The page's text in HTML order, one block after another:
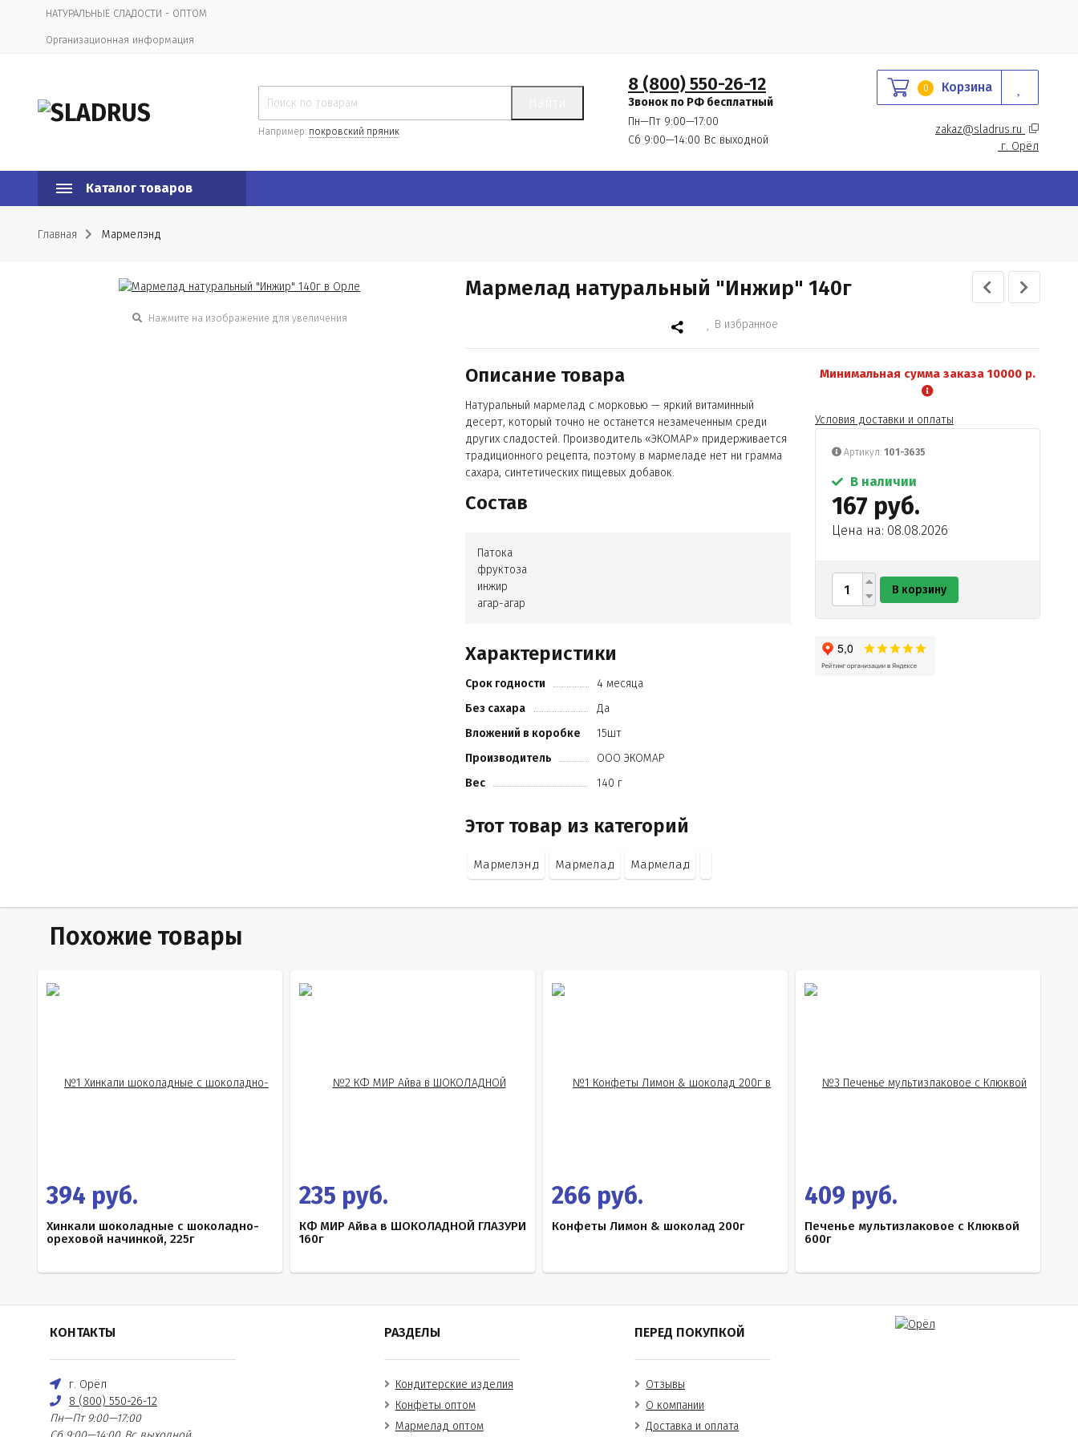
НАТУРАЛЬНЫЕ СЛАДОСТИ - ОПТОМ
Организационная информация
Например: покровский пряник
8 (800) 550-26-12
Звонок по РФ бесплатный
Пн—Пт 9:00—17:00
Сб 9:00—14:00 Вс выходной
0 Корзина
zakaz@sladrus.ru
г. Орёл
Каталог товаров
Главная Мармелэнд
Нажмите на изображение для увеличения
Мармелад натуральный "Инжир" 140г
В избранное
Описание товара
Натуральный мармелад с морковью — яркий витаминный
десерт, который точно не останется незамеченным среди
других сладостей. Производитель «ЭКОМАР» придерживается
традиционного рецепта, поэтому в мармеладе нет ни грамма
сахара, синтетических пищевых добавок.
Состав
Патока
фруктоза
инжир
агар-агар
Характеристики
Срок годности
4 месяца
Без сахара
Да
Вложений в коробке
15шт
Производитель
ООО ЭКОМАР
Вес
140 г
Этот товар из категорий
Мармелэнд Мармелад Мармелад
Минимальная сумма заказа 10000 р.
Условия доставки и оплаты
Артикул: 101-3635
В наличии
167 руб.
Цена на: 08.08.2026
В корзину
Похожие товары
394 руб.
Хинкали шоколадные с шоколадно-
ореховой начинкой, 225г
235 руб.
КФ МИР Айва в ШОКОЛАДНОЙ ГЛАЗУРИ
160г
266 руб.
Конфеты Лимон & шоколад 200г
409 руб.
Печенье мультизлаковое с Клюквой
600г
КОНТАКТЫ
г. Орёл
8 (800) 550-26-12
Пн—Пт 9:00—17:00
РАЗДЕЛЫ
Кондитерские изделия
Конфеты оптом
Мармелад оптом
ПЕРЕД ПОКУПКОЙ
Отзывы
О компании
Доставка и оплата